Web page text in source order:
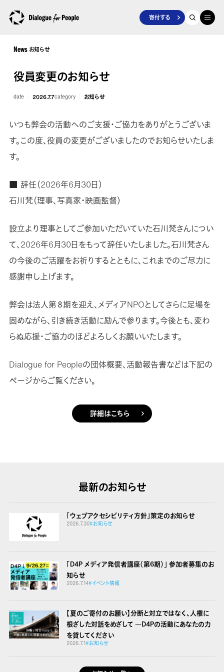
寄付する
News お知らせ
役員変更のお知らせ
date 2026.7.7category お知らせ
いつも弊会の活動へのご支援・ご協力をありがとうございま
す。この度、役員の変更がございましたのでお知らせいたしま
す。
■ 辞任（2026年6月30日）
石川梵（理事、写真家・映画監督）
設立より理事としてご参加いただいていた石川梵さんについ
て、2026年6月30日をもって辞任いたしました。石川梵さん
の今後のご活躍をお祈りするとともに、これまでのご尽力に
感謝申し上げます。
弊会は法人第８期を迎え、メディアNPOとしてさらに足場を
固めながら、引き続き活動に励んで参ります。今後とも、変わ
らぬ応援・ご協力のほどよろしくお願いいたします。
Dialogue for Peopleの団体概要、活動報告書などは下記の
ページからご覧ください。
詳細はこちら
最新のお知らせ
「ウェブアクセシビリティ方針」策定のお知らせ
2026.7.30#お知らせ
「D4P メディア発信者講座（第6期）」 参加者募集のお
知らせ
2026.7.14#イベント情報
【夏のご寄付のお願い】分断と対立ではなく、人権に
根ざした対話をめざして ―D4Pの活動にあなたの力
を貸してください
2026.7.1#お知らせ